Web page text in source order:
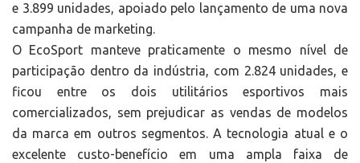
e 3.899 unidades, apoiado pelo lançamento de uma nova
campanha de marketing.
O EcoSport manteve praticamente o mesmo nível de
participação dentro da indústria, com 2.824 unidades, e
ficou entre os dois utilitários esportivos mais
comercializados, sem prejudicar as vendas de modelos
da marca em outros segmentos. A tecnologia atual e o
excelente custo-benefício em uma ampla faixa de